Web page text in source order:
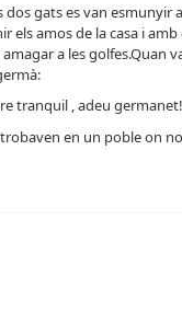
dos gats es van
els amos de la casa i
a les golfes.Quan
tranquil , adeu germanet!
en un poble on